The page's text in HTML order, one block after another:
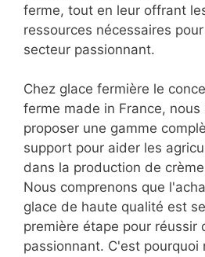
ferme, tout en leur offrant
ressources nécessaires
secteur passionnant.
Chez glace fermière le
ferme made in France,
proposer une gamme
support pour aider les
dans la production de
Nous comprenons que
glace de haute qualité est
première étape pour réussir
passionnant. C'est pourquoi